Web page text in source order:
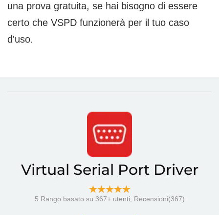
una prova gratuita, se hai bisogno di essere
certo che VSPD funzionerà per il tuo caso
d'uso.
Virtual Serial Port Driver
5 Rango basato su 367+ utenti, Recensioni(367)